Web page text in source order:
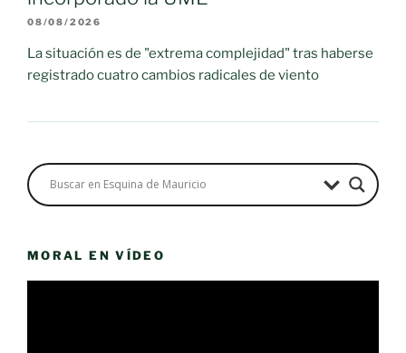
08/08/2026
La situación es de "extrema complejidad" tras haberse
registrado cuatro cambios radicales de viento
MORAL EN VÍDEO